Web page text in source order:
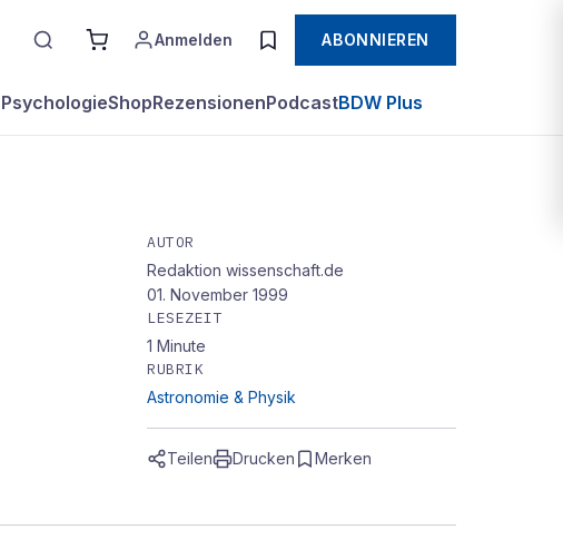
Anmelden ABONNIEREN
ShopRezensionenPodcastBDW Plus
AUTOR
Redaktion wissenschaft.de
01. November 1999
LESEZEIT
1 Minute
RUBRIK
Astronomie & Physik
Teilen Drucken Merken